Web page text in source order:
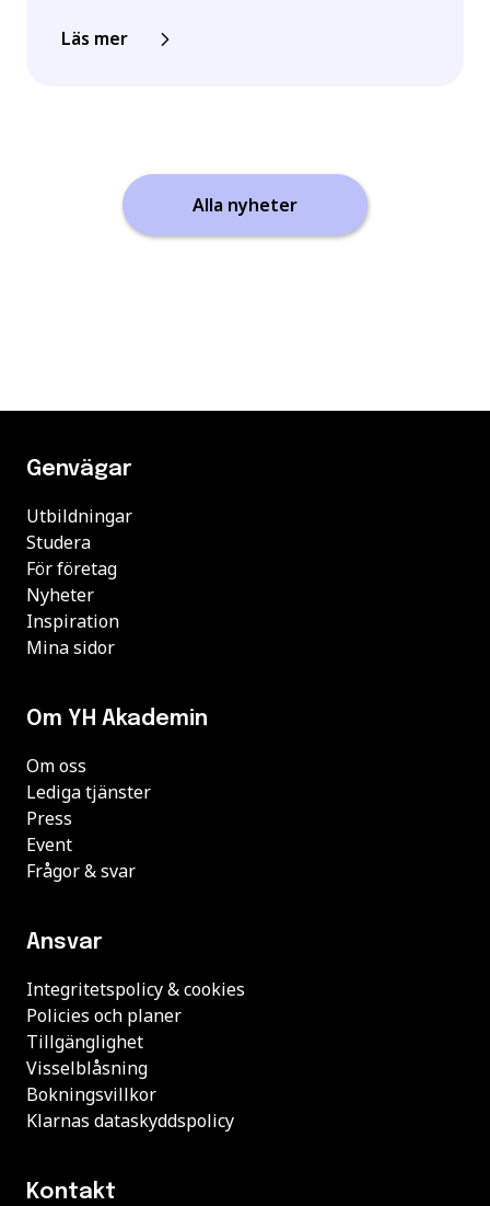
Läs mer
Alla nyheter
Genvägar
Utbildningar
Studera
För företag
Nyheter
Inspiration
Mina sidor
Om YH Akademin
Om oss
Lediga tjänster
Press
Event
Frågor & svar
Ansvar
Integritetspolicy & cookies
Policies och planer
Tillgänglighet
Visselblåsning
Bokningsvillkor
Klarnas dataskyddspolicy
Kontakt